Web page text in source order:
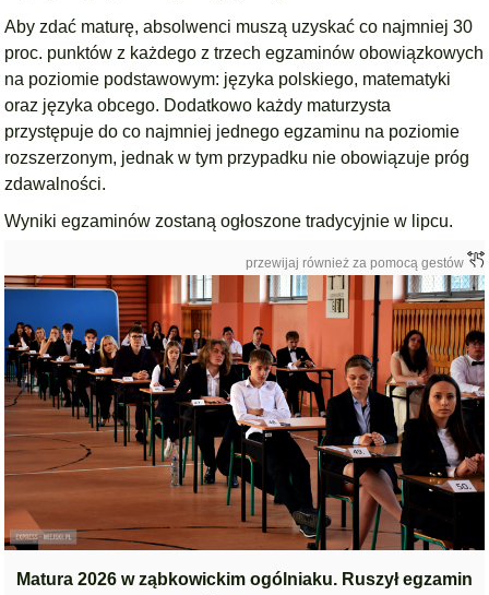
Aby zdać maturę, absolwenci muszą uzyskać co najmniej 30
proc. punktów z każdego z trzech egzaminów obowiązkowych
na poziomie podstawowym: języka polskiego, matematyki
oraz języka obcego. Dodatkowo każdy maturzysta
przystępuje do co najmniej jednego egzaminu na poziomie
rozszerzonym, jednak w tym przypadku nie obowiązuje próg
zdawalności.
Wyniki egzaminów zostaną ogłoszone tradycyjnie w lipcu.
przewijaj również za pomocą gestów
Matura 2026 w ząbkowickim ogólniaku. Ruszył egzamin